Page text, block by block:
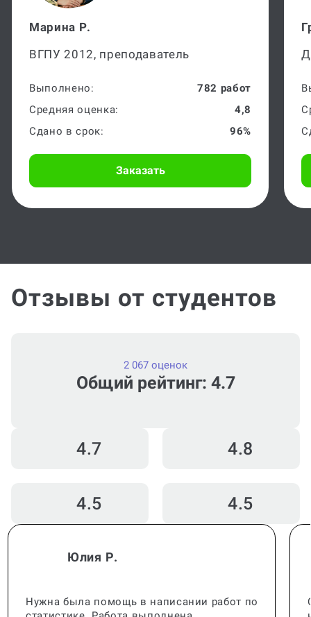
Марина Р.
ВГПУ 2012, преподаватель
Выполнено:
782 работ
Средняя оценка:
4,8
Сдано в срок:
96%
Заказать
Отзывы от студентов
Общий рейтинг: 4.7
2 067 оценок
4.7 4.8
4.5 4.5
Юлия Р.
Нужна была помощь в написании работ по